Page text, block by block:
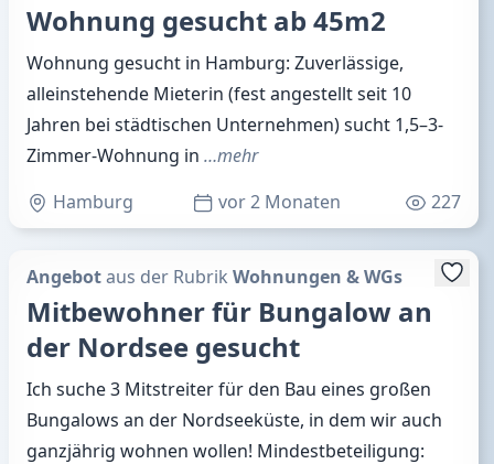
Wohnung gesucht ab 45m2
Wohnung gesucht in Hamburg: Zuverlässige,
alleinstehende Mieterin (fest angestellt seit 10
Jahren bei städtischen Unternehmen) sucht 1,5–3-
Zimmer-Wohnung in …mehr
Hamburg
vor 2 Monaten 227
Angebotaus der Rubrik Wohnungen & WGs
Mitbewohner für Bungalow an
der Nordsee gesucht
Ich suche 3 Mitstreiter für den Bau eines großen
Bungalows an der Nordseeküste, in dem wir auch
ganzjährig wohnen wollen! Mindestbeteiligung: